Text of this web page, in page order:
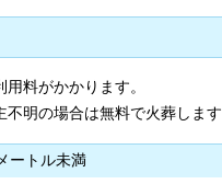
料がかかります。
不明の場合は無料で火葬します
ートル未満